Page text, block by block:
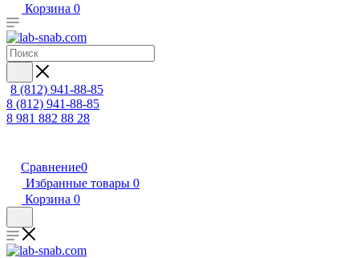
Корзина 0
8 (812) 941-88-85
8 (812) 941-88-85
8 981 882 88 28
Сравнение0
Избранные товары 0
Корзина 0